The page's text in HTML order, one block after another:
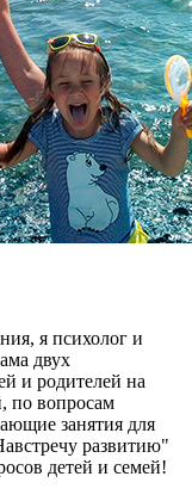
я психолог и
двух
и родителей на
по вопросам
занятия для
развитию"
детей и семей!